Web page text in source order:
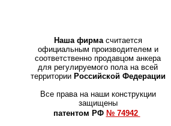
Наша фирмасчитается
официальным производителем и
соответственно продавцом анкера
для регулируемого пола на всей
территории Российской Федерации
Все права на наши конструкции
защищены
патентом РФ № 74942